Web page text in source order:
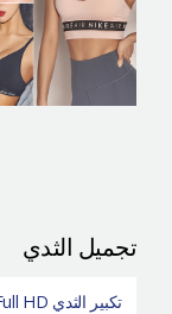
تجميل الثدي
تكبير الثدي Full HD